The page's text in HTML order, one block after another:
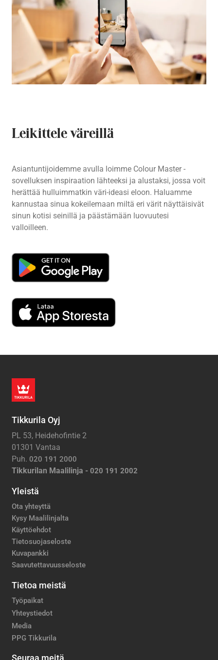
Leikittele väreillä
Asiantuntijoidemme avulla loimme Colour Master -
sovelluksen inspiraation lähteeksi ja alustaksi, jossa voit
herättää hulluimmatkin väri-ideasi eloon. Haluamme
kannustaa sinua kokeilemaan miltä eri värit näyttäisivät
sinun kotisi seinillä ja päästämään luovuutesi
valloilleen.
Tikkurila Oyj
PL 53, Heidehofintie 2
01301 Vantaa
Puh. 020 191 2000
Tikkurilan Maalilinja - 020 191 2002
Yleistä
Ota yhteyttä
Kysy Maalilinjalta
Käyttöehdot
Tietosuojaseloste
Kuvapankki
Saavutettavuusseloste
Tietoa meistä
Työpaikat
Yhteystiedot
Media
PPG Tikkurila